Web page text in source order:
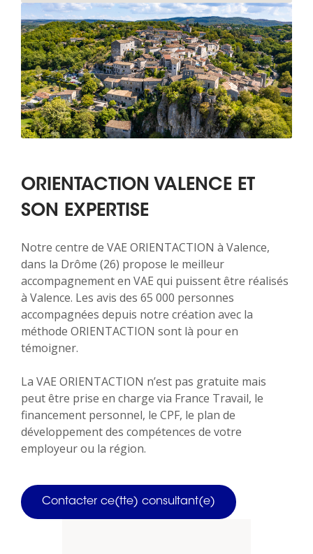
ORIENTACTION VALENCE ET
SON EXPERTISE
Notre centre de VAE ORIENTACTION à Valence,
dans la Drôme (26) propose le meilleur
accompagnement en VAE qui puissent être réalisés
à Valence. Les avis des 65 000 personnes
accompagnées depuis notre création avec la
méthode ORIENTACTION sont là pour en
témoigner.
La VAE ORIENTACTION n’est pas gratuite mais
peut être prise en charge via France Travail, le
financement personnel, le CPF, le plan de
développement des compétences de votre
employeur ou la région.
Contacter ce(tte) consultant(e)